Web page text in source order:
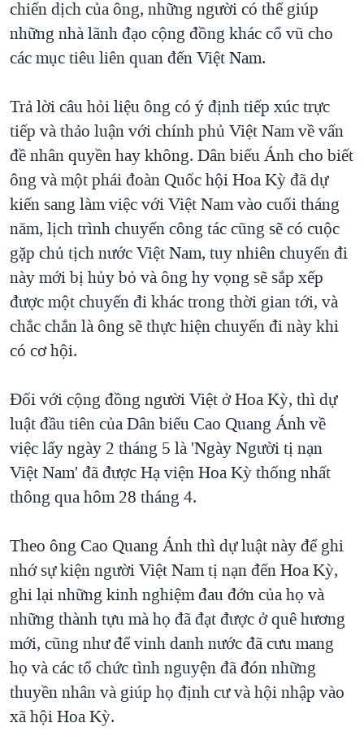
chiến dịch của ông, những người có thể giúp
những nhà lãnh đạo cộng đồng khác cổ vũ cho
các mục tiêu liên quan đến Việt Nam.
Trả lời câu hỏi liệu ông có ý định tiếp xúc trực
tiếp và thảo luận với chính phủ Việt Nam về vấn
đề nhân quyền hay không. Dân biểu Ánh cho biết
ông và một phái đoàn Quốc hội Hoa Kỳ đã dự
kiến sang làm việc với Việt Nam vào cuối tháng
năm, lịch trình chuyến công tác cũng sẽ có cuộc
gặp chủ tịch nước Việt Nam, tuy nhiên chuyến đi
này mới bị hủy bỏ và ông hy vọng sẽ sắp xếp
được một chuyến đi khác trong thời gian tới, và
chắc chắn là ông sẽ thực hiện chuyến đi này khi
có cơ hội.
Đối với cộng đồng người Việt ở Hoa Kỳ, thì dự
luật đầu tiên của Dân biểu Cao Quang Ánh về
việc lấy ngày 2 tháng 5 là 'Ngày Người tị nạn
Việt Nam' đã được Hạ viện Hoa Kỳ thống nhất
thông qua hôm 28 tháng 4.
Theo ông Cao Quang Ánh thì dự luật này để ghi
nhớ sự kiện người Việt Nam tị nạn đến Hoa Kỳ,
ghi lại những kinh nghiệm đau đớn của họ và
những thành tựu mà họ đã đạt được ở quê hương
mới, cũng như để vinh danh nước đã cưu mang
họ và các tổ chức tình nguyện đã đón những
thuyền nhân và giúp họ định cư và hội nhập vào
xã hội Hoa Kỳ.